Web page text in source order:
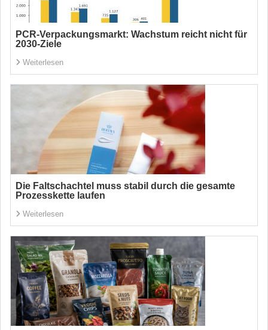
PCR-Verpackungsmarkt: Wachstum reicht nicht für
2030-Ziele
Weiterlesen
Die Faltschachtel muss stabil durch die gesamte
Prozesskette laufen
Weiterlesen